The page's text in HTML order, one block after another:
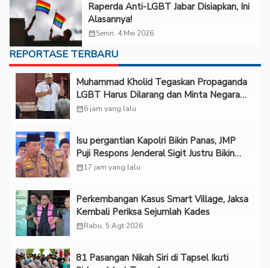
Raperda Anti-LGBT Jabar Disiapkan, Ini
Alasannya!
calendar_monthSenin, 4 Mei 2026
REPORTASE TERBARU
Muhammad Kholid Tegaskan Propaganda
LGBT Harus Dilarang dan Minta Negara
Melindungi Korban
calendar_month6 jam yang lalu
Isu pergantian Kapolri Bikin Panas, JMP
Puji Respons Jenderal Sigit Justru Bikin
“Adem”
calendar_month17 jam yang lalu
Perkembangan Kasus Smart Village, Jaksa
Kembali Periksa Sejumlah Kades
calendar_monthRabu, 5 Agt 2026
81 Pasangan Nikah Siri di Tapsel Ikuti